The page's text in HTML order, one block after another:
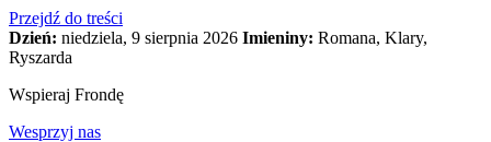
Przejdź do treści
Dzień: niedziela, 9 sierpnia 2026 Imieniny: Romana, Klary,
Ryszarda
Wspieraj Frondę
Wesprzyj nas